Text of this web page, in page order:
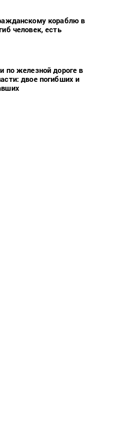
кораблю в
человек, есть
по железной дороге в
двое погибших и